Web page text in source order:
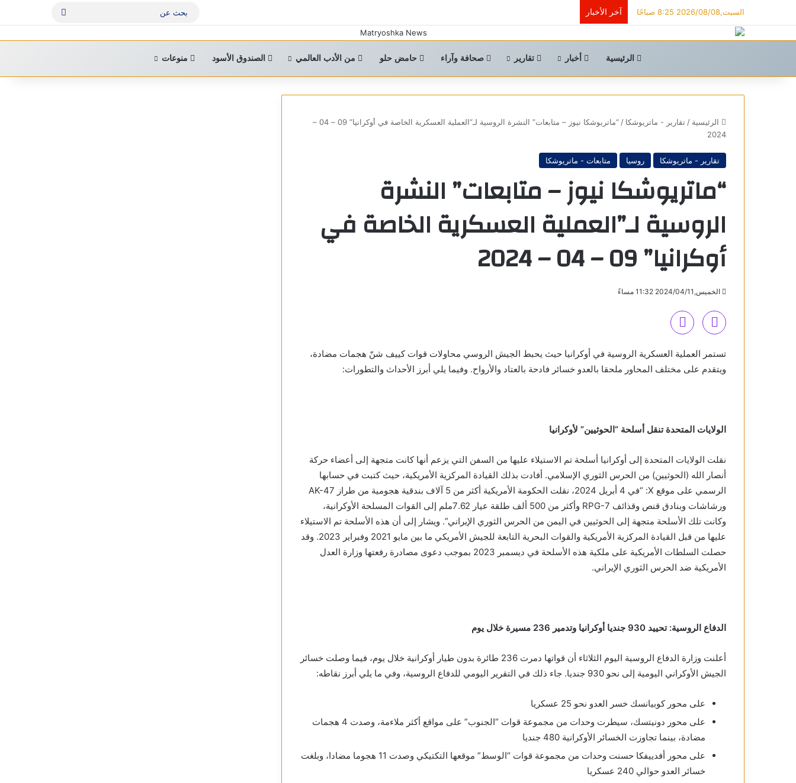
السبت,2026/08/08 8:25 صباحًا آخر الأخبار
الرئيسية أخبار تقارير صحافة وآراء حامض حلو من الأدب العالمي الصندوق الأسود منوعات
الرئيسية / تقارير - ماتريوشكا /
“ماتريوشكا نيوز – متابعات” النشرة الروسية لـ”العملية العسكرية الخاصة في أوكرانيا” 09 – 04 –
2024
تقارير - ماتريوشكا روسيا متابعات - ماتريوشكا
“ماتريوشكا نيوز – متابعات” النشرة
الروسية لـ”العملية العسكرية الخاصة في
أوكرانيا” 09 – 04 – 2024
الخميس,2024/04/11 11:32 مساءً
تستمر العملية العسكرية الروسية في أوكرانيا حيث يحبط الجيش الروسي محاولات قوات كييف شنّ هجمات مضادة،
ويتقدم على مختلف المحاور ملحقا بالعدو خسائر فادحة بالعتاد والأرواح. وفيما يلي أبرز الأحداث والتطورات:
الولايات المتحدة تنقل أسلحة “الحوثيين” لأوكرانيا
نقلت الولايات المتحدة إلى أوكرانيا أسلحة تم الاستيلاء عليها من السفن التي يزعم أنها كانت متجهة إلى أعضاء حركة
أنصار الله (الحوثيين) من الحرس الثوري الإسلامي. أفادت بذلك القيادة المركزية الأمريكية، حيث كتبت في حسابها
الرسمي على موقع X: “في 4 أبريل 2024، نقلت الحكومة الأمريكية أكثر من 5 آلاف بندقية هجومية من طراز AK-47
ورشاشات وبنادق قنص وقذائف RPG-7 وأكثر من 500 ألف طلقة عيار 7.62ملم إلى القوات المسلحة الأوكرانية،
وكانت تلك الأسلحة متجهة إلى الحوثيين في اليمن من الحرس الثوري الإيراني”. ويشار إلى أن هذه الأسلحة تم الاستيلاء
عليها من قبل القيادة المركزية الأمريكية والقوات البحرية التابعة للجيش الأمريكي ما بين مايو 2021 وفبراير 2023. وقد
حصلت السلطات الأمريكية على ملكية هذه الأسلحة في ديسمبر 2023 بموجب دعوى مصادرة رفعتها وزارة العدل
الأمريكية ضد الحرس الثوري الإيراني.
الدفاع الروسية: تحييد 930 جنديا أوكرانيا وتدمير 236 مسيرة خلال يوم
أعلنت وزارة الدفاع الروسية اليوم الثلاثاء أن قواتها دمرت 236 طائرة بدون طيار أوكرانية خلال يوم، فيما وصلت خسائر
الجيش الأوكراني اليومية إلى نحو 930 جنديا. جاء ذلك في التقرير اليومي للدفاع الروسية، وفي ما يلي أبرز نقاطه:
على محور كوبيانسك خسر العدو نحو 25 عسكريا
على محور دونيتسك، سيطرت وحدات من مجموعة قوات “الجنوب” على مواقع أكثر ملاءمة، وصدت 4 هجمات
مضادة، بينما تجاوزت الخسائر الأوكرانية 480 جنديا
على محور أفدييفكا حسنت وحدات من مجموعة قوات “الوسط” موقعها التكتيكي وصدت 11 هجوما مضادا، وبلغت
خسائر العدو حوالي 240 عسكريا